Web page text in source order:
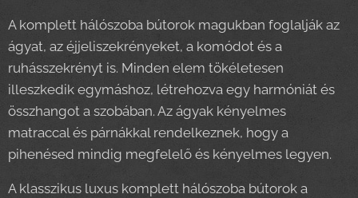
A komplett hálószoba bútorok magukban foglalják az
ágyat, az éjjeliszekrényeket, a komódot és a
ruhásszekrényt is. Minden elem tökéletesen
illeszkedik egymáshoz, létrehozva egy harmóniát és
összhangot a szobában. Az ágyak kényelmes
matraccal és párnákkal rendelkeznek, hogy a
pihenésed mindig megfelelő és kényelmes legyen.
A klasszikus luxus komplett hálószoba bútorok a